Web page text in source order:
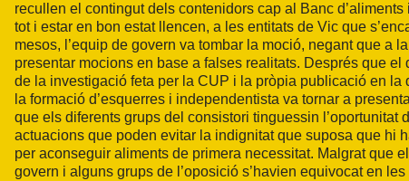
recullen el contingut dels contenidors cap al Banc
tot i estar en bon estat llencen, a les entitats de Vic que
mesos, l’equip de govern va tombar la moció, negant que a
presentar mocions en base a falses realitats. Després que
de la investigació feta per la CUP i la pròpia publicació en
la formació d’esquerres i independentista va tornar a
que els diferents grups del consistori tinguessin
actuacions que poden evitar la indignitat que suposa que hi
per aconseguir aliments de primera necessitat. Malgrat que
govern i alguns grups de l’oposició s’havien equivocat en